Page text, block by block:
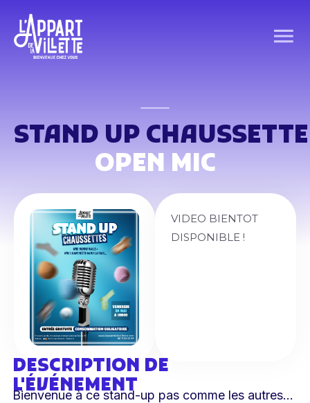
STAND UP CHAUSSETTE
OPEN MIC
VIDEO BIENTOT
DISPONIBLE !
DESCRIPTION DE
L'ÉVÉNEMENT
Bienvenue à ce stand-up pas comme les autres…